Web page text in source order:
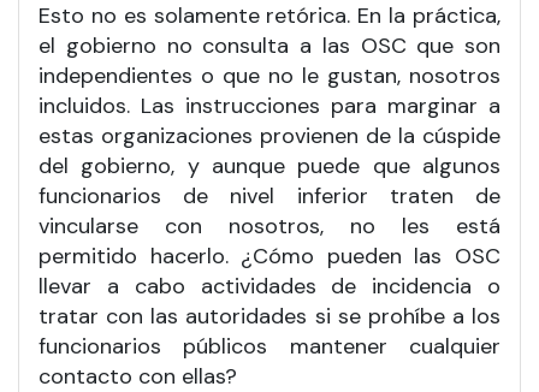
Esto no es solamente retórica. En la práctica,
el gobierno no consulta a las OSC que son
independientes o que no le gustan, nosotros
incluidos. Las instrucciones para marginar a
estas organizaciones provienen de la cúspide
del gobierno, y aunque puede que algunos
funcionarios de nivel inferior traten de
vincularse con nosotros, no les está
permitido hacerlo. ¿Cómo pueden las OSC
llevar a cabo actividades de incidencia o
tratar con las autoridades si se prohíbe a los
funcionarios públicos mantener cualquier
contacto con ellas?